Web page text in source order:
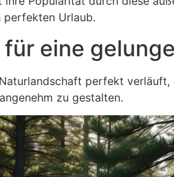
perfekten Urlaub.
eine
perfekt
zu gestalten.